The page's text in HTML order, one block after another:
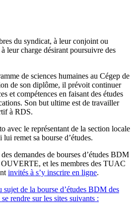
du syndicat, à leurconjoint ou
à leurcharge désirant poursuivre des
de sciences humaines au Cégep de
de son diplôme, il prévoit continuer
et compétences en faisant des études
Son but ultime est de travailler
à RDS.
avec le représentant de la section locale
lui remet sa bourse d’études.
des demandes de bourses d’études BDM
OUVERTE, et les membres des TUAC
invités à s’y inscrire en ligne.
sujet de la bourse d’études BDM des
se rendre surles sites suivants :